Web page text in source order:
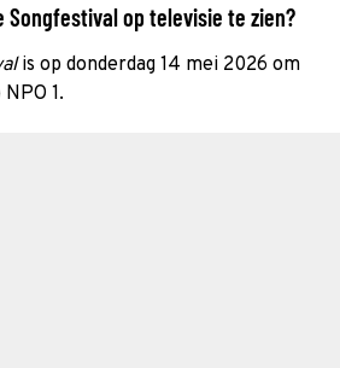
Songfestival op televisie te zien?
is op donderdag 14 mei 2026 om
1.